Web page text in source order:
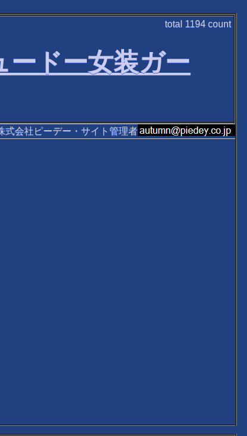
total 1194 count
ドー女装ガー
式会社ピーデー・サイト管理者